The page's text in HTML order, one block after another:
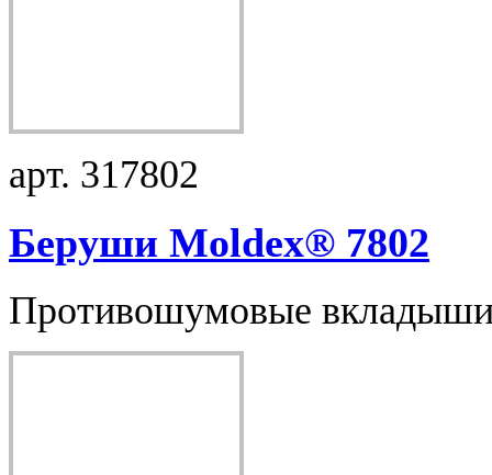
арт. 317802
Беруши Moldex® 7802
Противошумовые вкладыши